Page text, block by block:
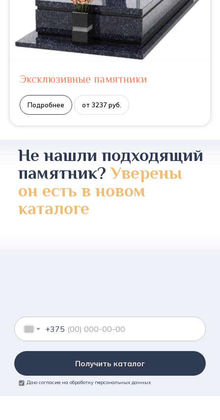
Эксклюзивные памятники
Подробнее от 3237 руб.
Не нашли подходящий
памятник?Уверены
он есть в новом
каталоге
+375
Получить каталог
Даю согласие на обработку персональных данных